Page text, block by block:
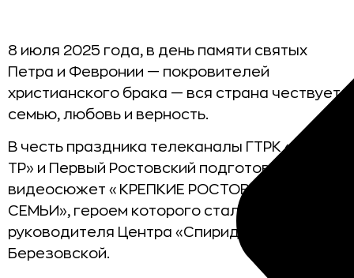
8 июля 2025 года, в день памяти святых
Петра и Февронии — покровителей
христианского брака — вся страна чествует
семью, любовь и верность.
В честь праздника телеканалы ГТРК «Дон-
ТР» и Первый Ростовский подготовили
видеосюжет «КРЕПКИЕ РОСТОВСКИЕ
СЕМЬИ», героем которого стала семья
руководителя Центра «Спиридон» Любови
Березовской.